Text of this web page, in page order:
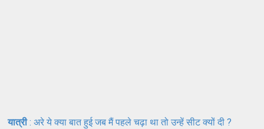
यात्री: अरे ये क्या बात हुई जब मैं पहले चढ़ा था तो उन्हें सीट क्यों दी ?